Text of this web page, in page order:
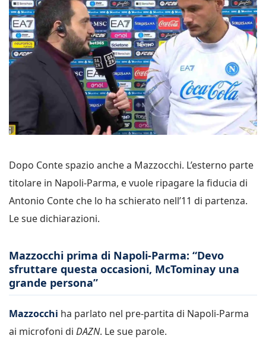
Dopo Conte spazio anche a Mazzocchi. L’esterno parte
titolare in Napoli-Parma, e vuole ripagare la fiducia di
Antonio Conte che lo ha schierato nell’11 di partenza.
Le sue dichiarazioni.
Mazzocchi prima di Napoli-Parma: “Devo
sfruttare questa occasioni, McTominay una
grande persona”
Mazzocchi ha parlato nel pre-partita di Napoli-Parma
ai microfoni di DAZN. Le sue parole.